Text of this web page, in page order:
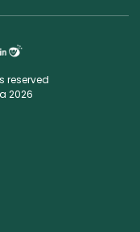
reserved
2026